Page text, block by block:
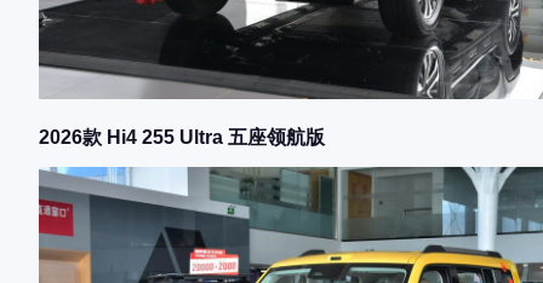
2026款 Hi4 255 Ultra 五座领航版